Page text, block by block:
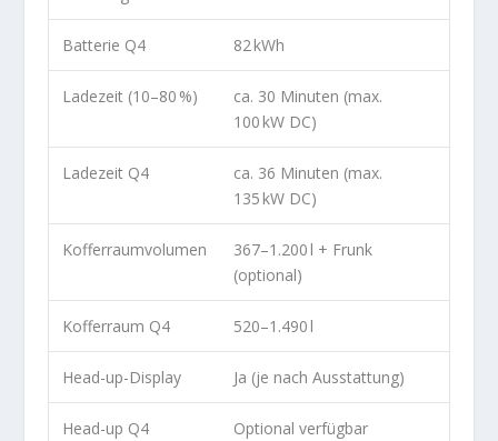
Batterie Q4 82 kWh
Ladezeit (10–80 %)
ca. 30 Minuten (max.
100 kW DC)
Ladezeit Q4
ca. 36 Minuten (max.
135 kW DC)
Kofferraumvolumen
367–1.200 l + Frunk
(optional)
Kofferraum Q4 520–1.490 l
Head-up-Display Ja (je nach Ausstattung)
Head-up Q4 Optional verfügbar